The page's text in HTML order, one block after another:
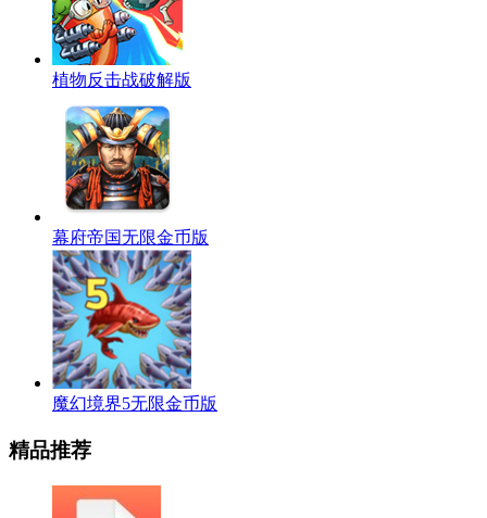
植物反击战破解版
幕府帝国无限金币版
魔幻境界5无限金币版
精品推荐